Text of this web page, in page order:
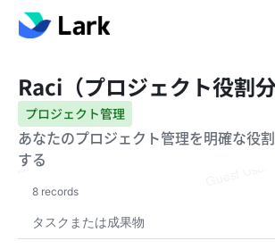
Raci（プロジェクト役割分
プロジェクト管理
あなたのプロジェクト管理を明確な役
する